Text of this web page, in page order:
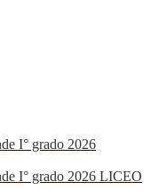
I° grado 2026
I° grado 2026 LICEO